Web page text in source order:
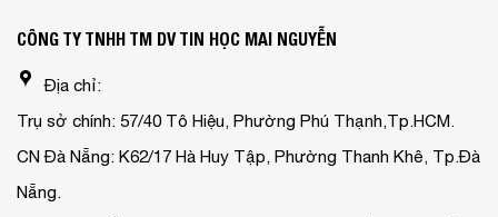
CÔNG TY TNHH TM DV TIN HỌC MAI NGUYỄN
Địa chỉ:
Trụ sở chính: 57/40 Tô Hiệu, Phường Phú Thạnh,Tp.HCM.
CN Đà Nẵng: K62/17 Hà Huy Tập, Phường Thanh Khê, Tp.Đà
Nẵng.